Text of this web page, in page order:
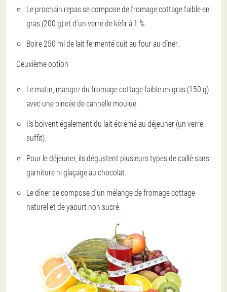
Le prochain repas se compose de fromage cottage faible en
gras (200 g) et d'un verre de kéfir à 1 %.
Boire 250 ml de lait fermenté cuit au four au dîner.
Deuxième option
Le matin, mangez du fromage cottage faible en gras (150 g)
avec une pincée de cannelle moulue.
Ils boivent également du lait écrémé au déjeuner (un verre
suffit).
Pour le déjeuner, ils dégustent plusieurs types de caillé sans
garniture ni glaçage au chocolat.
Le dîner se compose d'un mélange de fromage cottage
naturel et de yaourt non sucré.